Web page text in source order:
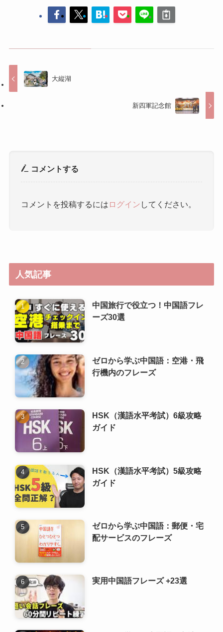
大縦湖
新四軍記念館
コメントする
コメントを投稿するには ログイン してください。
人気記事
中国旅行で役立つ！中国語フレ
ーズ30選
ゼロから学ぶ中国語：空港・飛
行機内のフレーズ
HSK（漢語水平考試）6級攻略
ガイド
HSK（漢語水平考試）5級攻略
ガイド
ゼロから学ぶ中国語：郵便・宅
配サービスのフレーズ
実用中国語フレーズ +23選